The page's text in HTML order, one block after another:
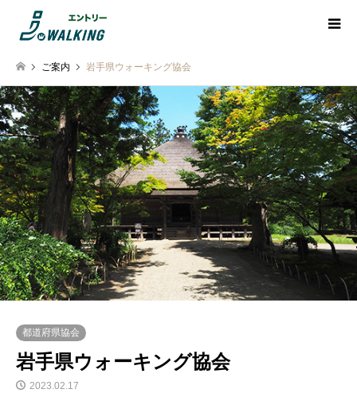
ご案内 岩手県ウォーキング協会
都道府県協会
岩手県ウォーキング協会
2023.02.17